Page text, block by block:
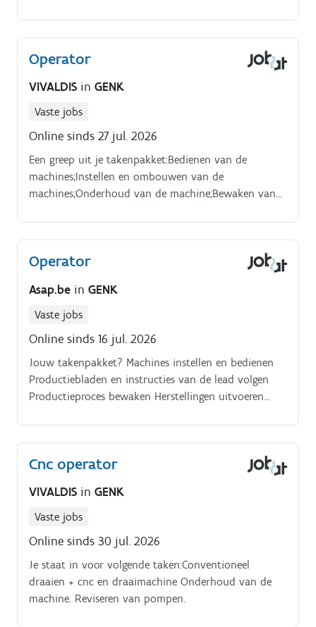
over het onderhoud van het machinepark;Opmeten
en maken van werktekeningen van
onderdelen;Onderhoud en herstellingen aan
….);Opbouwen van hydraulische aggregaten;Etc.
Profiel.
Operator
VIVALDIS in GENK
Vaste jobs
Online sinds 27 jul. 2026
Een greep uit je takenpakket:Bedienen van de
machines;Instellen en ombouwen van de
machines;Onderhoud van de machine;Bewaken van
een operator.
Operator
Asap.be in GENK
Vaste jobs
Online sinds 16 jul. 2026
Jouw takenpakket? Machines instellen en bedienen
Productiebladen en instructies van de lead volgen
Productieproces bewaken Herstellingen uitvoeren
Alle productiegegevens correct registreren op
productiebladen Zorgen voor een goede
ploegenoverdracht Lopend productieorder doorgeven
lead en hem informeren over de status van het werk
Grondstoffen voorzien Machinepark en toolings
zuiveren Wie ben jij? Je bent leergierig en pikt dingen
snel op.
Cnc operator
VIVALDIS in GENK
Vaste jobs
Online sinds 30 jul. 2026
Je staat in voor volgende taken:Conventioneel
draaien + cnc en draaimachine Onderhoud van de
machine. Reviseren van pompen.